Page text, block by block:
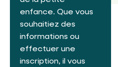
enfance. Que vous
souhaitiez des
informations ou
effectuer une
inscription, il vous